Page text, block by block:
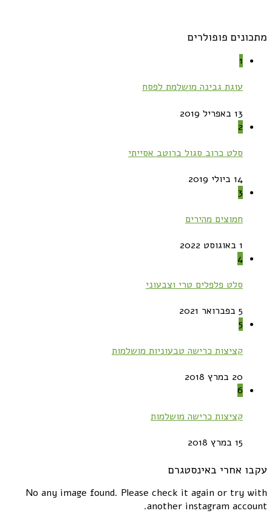
מתכונים פופולרים
1
עוגת גבינה מושלמת לפסח
13 באפריל 2019
2
סלט כרוב סגול ברוטב אסייתי
14 ביולי 2019
3
חמוצים מהירים
1 באוגוסט 2022
4
סלט פלפלים טרי וצבעוני
5 בפברואר 2021
5
קציצות כרישה טבעוניות מושלמות
20 במרץ 2018
6
קציצות כרישה מושלמות
15 במרץ 2018
עקבו אחרי באינסטגרם
No any image found. Please check it again or try with
another instagram account.